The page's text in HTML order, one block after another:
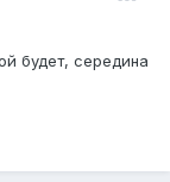
будет, середина